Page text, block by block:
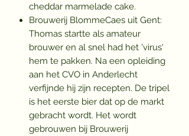
cheddar marmelade cake.
Brouwerij BlommeCaes uit Gent:
Thomas startte als amateur
brouwer en al snel had het 'virus'
hem te pakken. Na een opleiding
aan het CVO in Anderlecht
verfijnde hij zijn recepten. De tripel
is het eerste bier dat op de markt
gebracht wordt. Het wordt
gebrouwen bij Brouwerij